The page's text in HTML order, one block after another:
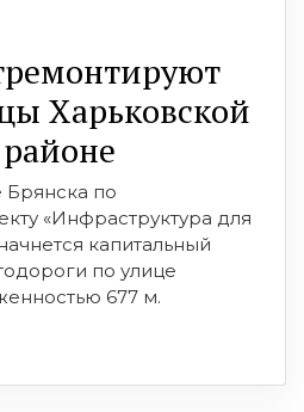
Харьковской
по
«Инфраструктура для
капитальный
по улице
677 м.